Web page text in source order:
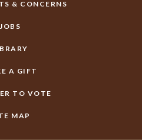
& CONCERNS
JOBS
A GIFT
TO VOTE
MAP